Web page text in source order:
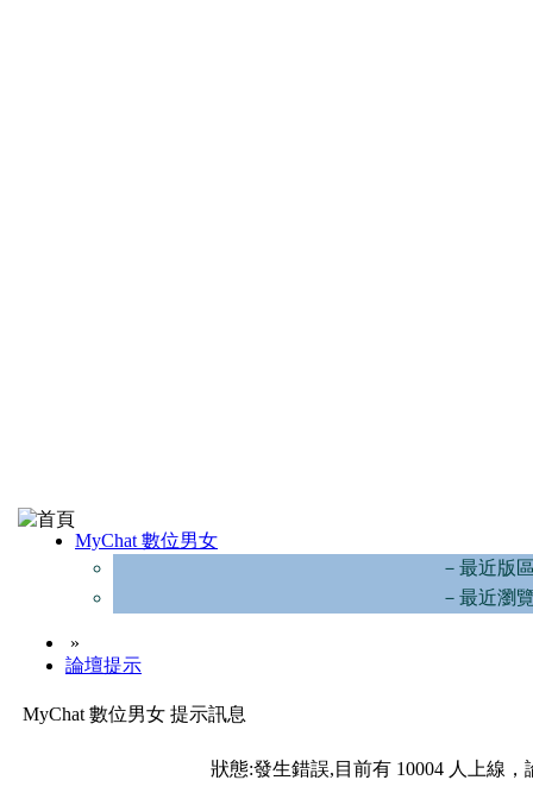
MyChat 數位男女
－最近版
－最近瀏
»
論壇提示
MyChat 數位男女 提示訊息
狀態:發生錯誤,目前有 10004 人上線